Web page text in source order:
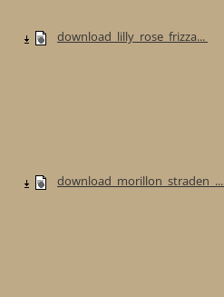
download_lilly_rose_frizza...
download_morillon_straden_...